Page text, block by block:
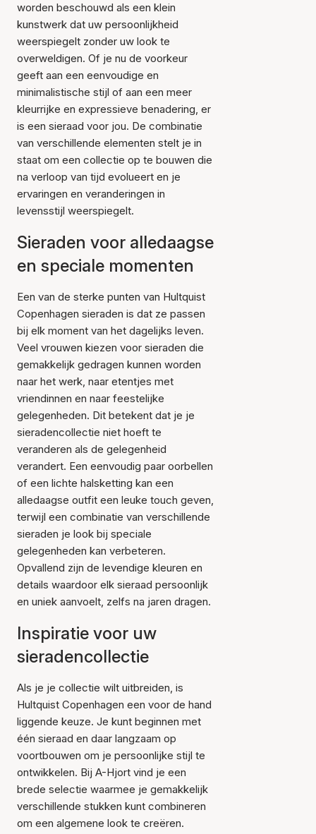
worden beschouwd als een klein
kunstwerk dat uw persoonlijkheid
weerspiegelt zonder uw look te
overweldigen. Of je nu de voorkeur
geeft aan een eenvoudige en
minimalistische stijl of aan een meer
kleurrijke en expressieve benadering, er
is een sieraad voor jou. De combinatie
van verschillende elementen stelt je in
staat om een collectie op te bouwen die
na verloop van tijd evolueert en je
ervaringen en veranderingen in
levensstijl weerspiegelt.
Sieraden voor alledaagse
en speciale momenten
Een van de sterke punten van Hultquist
Copenhagen sieraden is dat ze passen
bij elk moment van het dagelijks leven.
Veel vrouwen kiezen voor sieraden die
gemakkelijk gedragen kunnen worden
naar het werk, naar etentjes met
vriendinnen en naar feestelijke
gelegenheden. Dit betekent dat je je
sieradencollectie niet hoeft te
veranderen als de gelegenheid
verandert. Een eenvoudig paar oorbellen
of een lichte halsketting kan een
alledaagse outfit een leuke touch geven,
terwijl een combinatie van verschillende
sieraden je look bij speciale
gelegenheden kan verbeteren.
Opvallend zijn de levendige kleuren en
details waardoor elk sieraad persoonlijk
en uniek aanvoelt, zelfs na jaren dragen.
Inspiratie voor uw
sieradencollectie
Als je je collectie wilt uitbreiden, is
Hultquist Copenhagen een voor de hand
liggende keuze. Je kunt beginnen met
één sieraad en daar langzaam op
voortbouwen om je persoonlijke stijl te
ontwikkelen. Bij A-Hjort vind je een
brede selectie waarmee je gemakkelijk
verschillende stukken kunt combineren
om een algemene look te creëren.